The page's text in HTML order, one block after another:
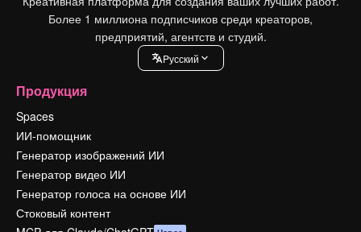
Более 1 миллиона подписчиков среди креаторов,
предприятий, агентств и студий.
Pусский
Продукция
Spaces
ИИ-помощник
Генератор изображений ИИ
Генератор видео ИИ
Генератор голоса на основе ИИ
Стоковый контент